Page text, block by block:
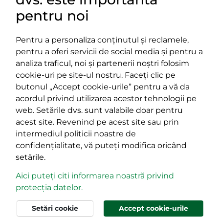
Impressum
Termeni și condiții
Platforma PPE
400029 Cluj-Napoca,
strada Cardinal Iuliu Hossu, nr.
41
tel/fax:0723 250 321
email:office@rmdsz.ro
400489 Cluj-Napoca,
strada Republicii, nr.
60
tel/fax:0264 590 758
email:
© rmdsz.ro 2026
pentru noi
Pentru a personaliza conținutul și reclamele,
pentru a oferi servicii de social media și pentru a
analiza traficul, noi și partenerii noștri folosim
cookie-uri pe site-ul nostru. Faceți clic pe
butonul „Accept cookie-urile” pentru a vă da
acordul privind utilizarea acestor tehnologii pe
web. Setările dvs. sunt valabile doar pentru
acest site. Revenind pe acest site sau prin
intermediul politicii noastre de
confidențialitate, vă puteți modifica oricând
setările.
Aici puteți citi informarea noastră privind
protecția datelor.
Setări cookie Accept cookie-urile